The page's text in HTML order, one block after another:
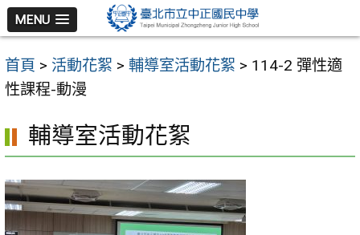
跳
至
主
要
容
區
MENU
首頁 > 活動花絮 > 輔導室活動花絮 > 114-2 彈性適
性課程-動漫
輔導室活動花絮